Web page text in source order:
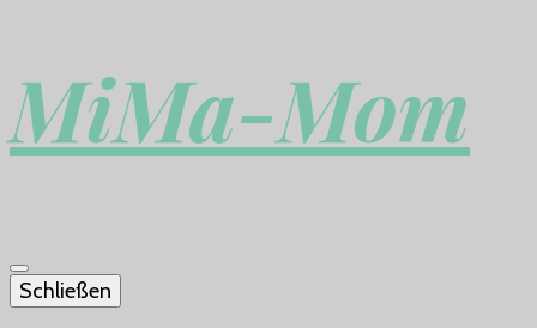
MiMa-Mom
Schließen